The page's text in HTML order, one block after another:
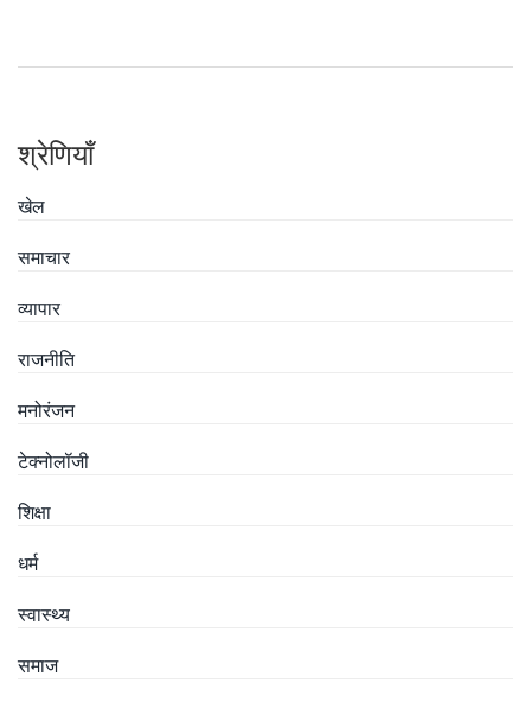
श्रेणियाँ
खेल
समाचार
व्यापार
राजनीति
मनोरंजन
टेक्नोलॉजी
शिक्षा
धर्म
स्वास्थ्य
समाज